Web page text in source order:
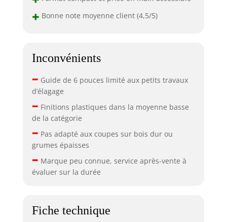
vos projets DIY
Capot Métallique
electrique SEESII
présente une
chocs 60 % plus
capots en
conception
+ Bonne note moyenne client (4,5/5)
Inconvénients
– Guide de 6 pouces limité aux petits travaux
d’élagage
– Finitions plastiques dans la moyenne basse
de la catégorie
– Pas adapté aux coupes sur bois dur ou
grumes épaisses
– Marque peu connue, service après-vente à
évaluer sur la durée
Fiche technique